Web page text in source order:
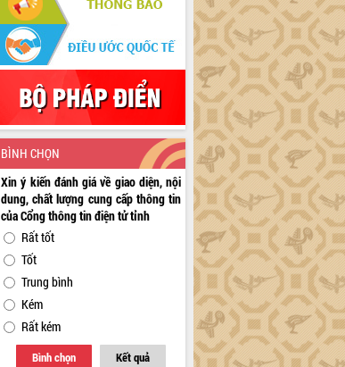
BÌNH CHỌN
Xin ý kiến đánh giá về giao diện, nội
dung, chất lượng cung cấp thông tin
của Cổng thông tin điện tử tỉnh
Rất tốt
Tốt
Trung bình
Kém
Rất kém
Bình chọn Kết quả